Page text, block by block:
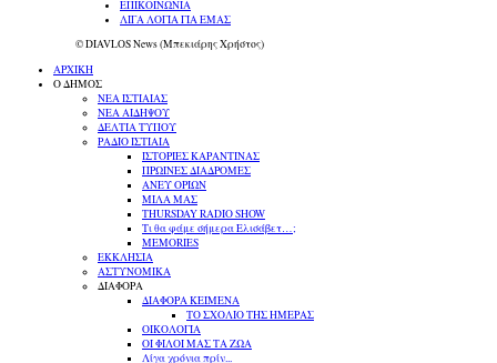
ΕΠΙΚΟΙΝΩΝΙΑ
ΛΙΓΑ ΛΟΓΙΑ ΓΙΑ ΕΜΑΣ
© DIAVLOS News (Μπεκιάρης Χρήστος)
ΑΡΧΙΚΗ
Ο ΔΗΜΟΣ
ΝΕΑ ΙΣΤΙΑΙΑΣ
ΝΕΑ ΑΙΔΗΨΟΥ
ΔΕΛΤΙΑ ΤΥΠΟΥ
ΡΑΔΙΟ ΙΣΤΙΑΙΑ
ΙΣΤΟΡΙΕΣ ΚΑΡΑΝΤΙΝΑΣ
ΠΡΩΙΝΕΣ ΔΙΑΔΡΟΜΕΣ
ΑΝΕΥ ΟΡΙΩΝ
ΜΙΛΑ ΜΑΣ
THURSDAY RADIO SHOW
Τι θα φάμε σήμερα Ελισάβετ…;
MEMORIES
ΕΚΚΛΗΣΙΑ
ΑΣΤΥΝΟΜΙΚΑ
ΔΙΑΦΟΡΑ
ΔΙΑΦΟΡΑ ΚΕΙΜΕΝΑ
ΤΟ ΣΧΟΛΙΟ ΤΗΣ ΗΜΕΡΑΣ
ΟΙΚΟΛΟΓΙΑ
ΟΙ ΦΙΛΟΙ ΜΑΣ ΤΑ ΖΩΑ
Λίγα χρόνια πρίν...